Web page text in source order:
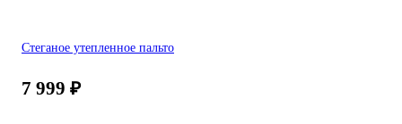
Стеганое утепленное пальто
7 999 ₽